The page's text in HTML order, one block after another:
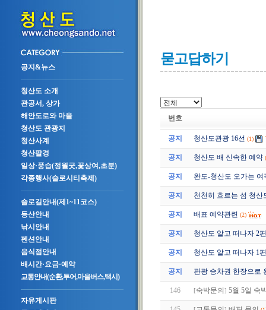
공지&뉴스
청산도 소개
관공서, 상가
해안도로와 마을
청산도 관광지
청산사계
청산팔경
일상·풍습(정월굿,꽃상여,초분)
각종행사(슬로시티축제)
슬로길안내(제1~11코스)
등산안내
낚시안내
펜션안내
음식점안내
배시간·요금·예약
교통안내(순환,투어,마을버스,택시)
자유게시판
묻고답하기
번호
공지 청산도관광 16선 (1)
공지 청산도 배 신속한 예약
공지 완도-청산도 오가는
공지 천천히 흐르는 섬 청산
공지 배표 예약관련 (2)
공지 청산도 알고 떠나자 2
공지 청산도 알고 떠나자 1
공지 관광 승차권 한장으로
146 [숙박문의] 5월 5일 숙